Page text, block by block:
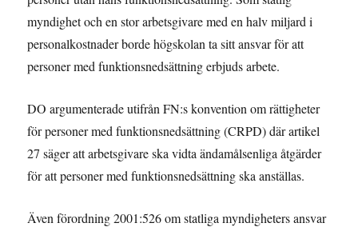
myndighet och en stor arbetsgivare med en halv miljard i
personalkostnader borde högskolan ta sitt ansvar för att
personer med funktionsnedsättning erbjuds arbete.
DO argumenterade utifrån FN:s konvention om rättigheter
för personer med funktionsnedsättning (CRPD) där artikel
27 säger att arbetsgivare ska vidta ändamålsenliga åtgärder
för att personer med funktionsnedsättning ska anställas.
Även förordning 2001:526 om statliga myndigheters ansvar